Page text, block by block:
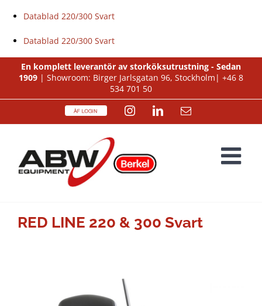
Datablad 220/300 Svart
Datablad 220/300 Svart
Fortsätt
innehållet
En komplett leverantör av storköksutrustning - Sedan
1909 | Showroom: Birger Jarlsgatan 96, Stockholm| +46 8
534 701 50
ÅF
InstagramLinkedIn
E-
RED LINE 220 & 300 Svart